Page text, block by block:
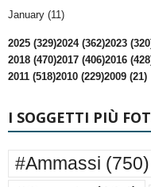
January (11)
2025 (329)2024 (362)2023
2018 (470)2017 (406)2016
2011 (518)2010 (229)2009 (21)
I SOGGETTI PIÙ
#Ammassi (750)